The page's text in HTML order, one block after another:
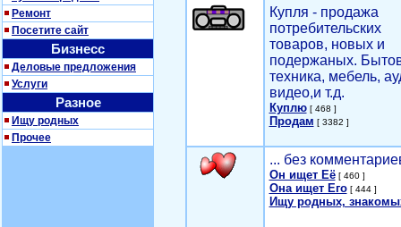
Ремонт
Посетите сайт
Бизнесс
Деловые предложения
Услуги
Разное
Ищу родных
Прочее
Купля - продажа
потребительских
товаров, новых и
подержаных.
техника, мебель,
видео,и т.д.
Куплю[ 468 ]
Продам [ 3382 ]
... без
Он ищет Её[ 460 ]
Она ищет Его[ 444 ]
Ищу родных,